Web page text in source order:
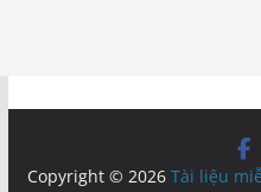
Copyright © 2026Tài liệu